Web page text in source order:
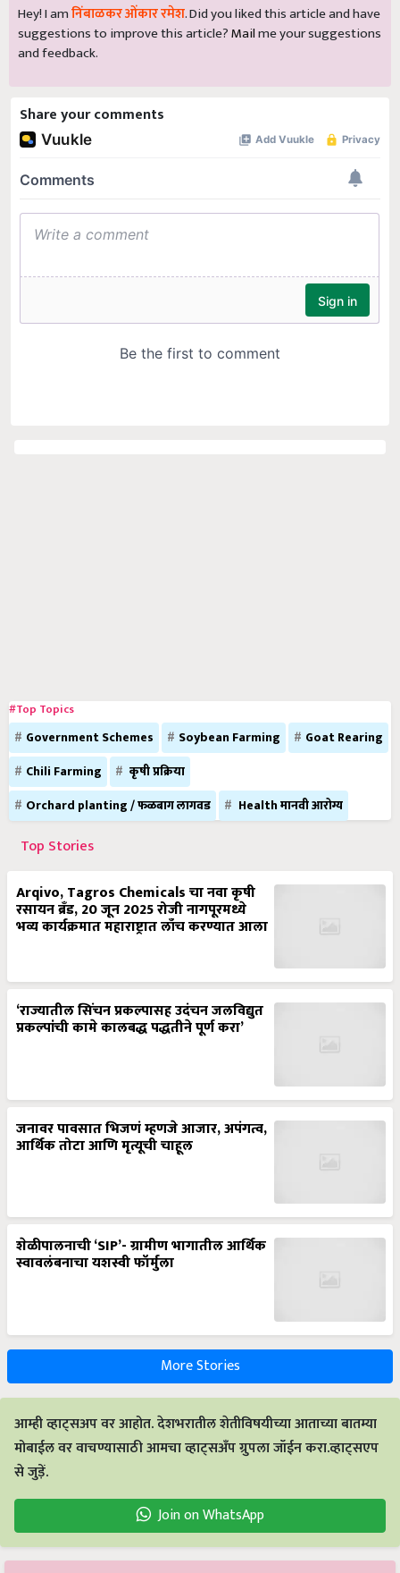
Hey! I amनिंबाळकर ओंकार रमेश. Did you liked this article and have
suggestions to improve this article?Mailme your suggestions
and feedback.
Share your comments
#Top Topics
Government Schemes Soybean Farming
Goat Rearing
Chili Farming
कृषी प्रक्रिया
Orchard planting / फळबाग लागवड
Health मानवी आरोग्य
Top Stories
Arqivo, Tagros Chemicals चा नवा कृषी
रसायन ब्रँड, 20 जून 2025 रोजी नागपूरमध्ये
भव्य कार्यक्रमात महाराष्ट्रात लाँच करण्यात आला
‘राज्यातील सिंचन प्रकल्पासह उदंचन जलविद्युत
प्रकल्पांची कामे कालबद्ध पद्धतीने पूर्ण करा’
जनावर पावसात भिजणं म्हणजे आजार, अपंगत्व,
आर्थिक तोटा आणि मृत्यूची चाहूल
शेळीपालनाची ‘SIP’- ग्रामीण भागातील आर्थिक
स्वावलंबनाचा यशस्वी फॉर्मुला
More Stories
आम्ही व्हाट्सअप वर आहोत. देशभरातील शेतीविषयीच्या आताच्या बातम्या
मोबाईल वर वाचण्यासाठी आमचा व्हाट्सअँप ग्रुपला जॉईन करा.व्हाट्सएप
से जुड़ें.
Join on WhatsApp